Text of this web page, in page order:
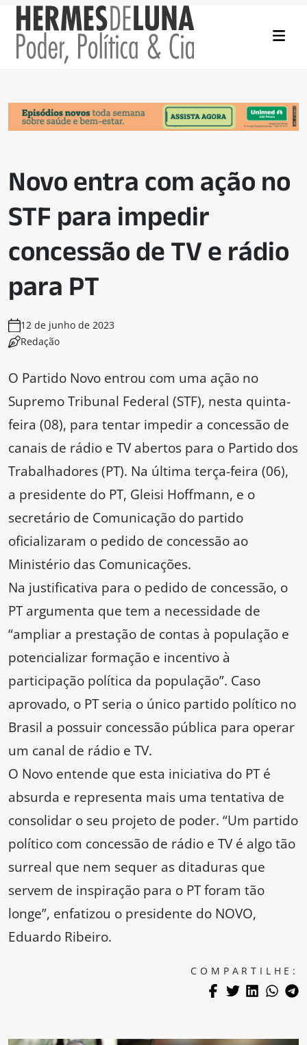
Novo entra com ação no
STF para impedir
concessão de TV e rádio
para PT
12 de junho de 2023
Redação
O Partido Novo entrou com uma ação no
Supremo Tribunal Federal (STF), nesta quinta-
feira (08), para tentar impedir a concessão de
canais de rádio e TV abertos para o Partido dos
Trabalhadores (PT). Na última terça-feira (06),
a presidente do PT, Gleisi Hoffmann, e o
secretário de Comunicação do partido
oficializaram o pedido de concessão ao
Ministério das Comunicações.
Na justificativa para o pedido de concessão, o
PT argumenta que tem a necessidade de
“ampliar a prestação de contas à população e
potencializar formação e incentivo à
participação política da população”. Caso
aprovado, o PT seria o único partido político no
Brasil a possuir concessão pública para operar
um canal de rádio e TV.
O Novo entende que esta iniciativa do PT é
absurda e representa mais uma tentativa de
consolidar o seu projeto de poder. “Um partido
político com concessão de rádio e TV é algo tão
surreal que nem sequer as ditaduras que
servem de inspiração para o PT foram tão
longe”, enfatizou o presidente do NOVO,
Eduardo Ribeiro.
COMPARTILHE: